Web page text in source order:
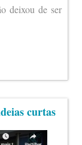
deixou de ser
curtas